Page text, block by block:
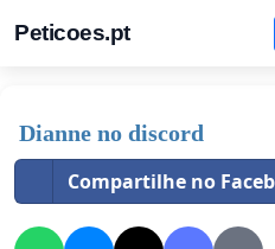
Peticoes.pt
Dianne no discord
Compartilhe no